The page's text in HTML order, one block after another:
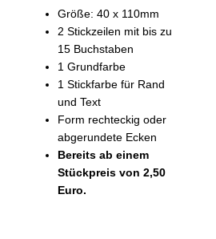
Größe: 40 x 110mm
2 Stickzeilen mit bis zu
15 Buchstaben
1 Grundfarbe
1 Stickfarbe für Rand
und Text
Form rechteckig oder
abgerundete Ecken
Bereits ab einem
Stückpreis von 2,50
Euro.